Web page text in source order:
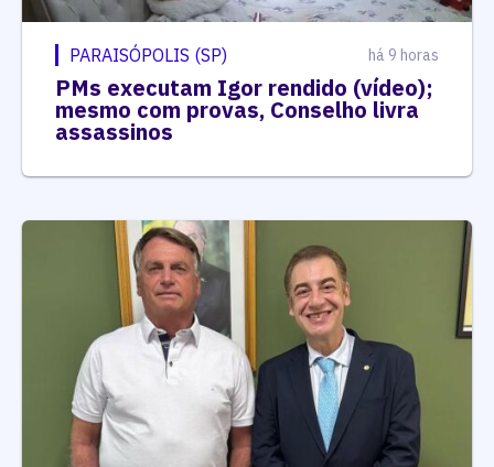
PARAISÓPOLIS (SP) há 9 horas
PMs executam Igor rendido (vídeo);
mesmo com provas, Conselho livra
assassinos